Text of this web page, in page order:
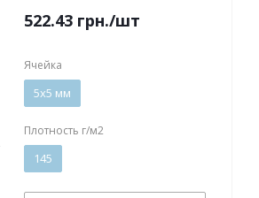
522.43 грн./шт
Ячейка
5х5 мм
Плотность г/м2
145